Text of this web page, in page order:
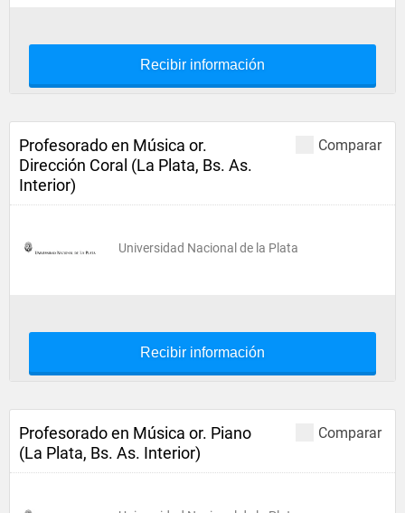
Recibir información
Comparar
Profesorado en Música or.
Dirección Coral (La Plata, Bs. As.
Interior)
Universidad Nacional de la Plata
Recibir información
Comparar
Profesorado en Música or. Piano
(La Plata, Bs. As. Interior)